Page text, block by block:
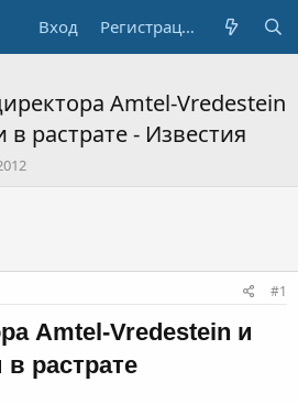
Вход Регистрация
Amtel-Vredestein
растрате - Известия
#1
Amtel-Vredestein и
растрате